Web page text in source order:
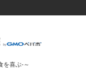
を喜ぶ-～